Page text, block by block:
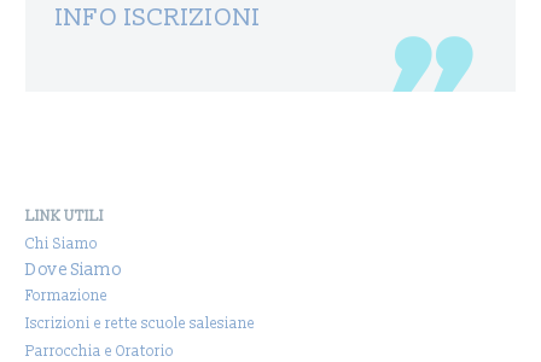
INFO ISCRIZIONI
LINK UTILI
Chi Siamo
Dove Siamo
Formazione
Iscrizioni e rette scuole salesiane
Parrocchia e Oratorio